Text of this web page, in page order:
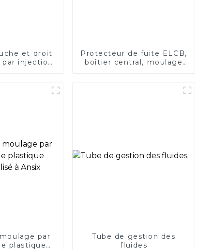
et droit
injection
Protecteur de fuite ELCB,
boîtier central, moulage
par
plastique
Tube de gestion des
fluides